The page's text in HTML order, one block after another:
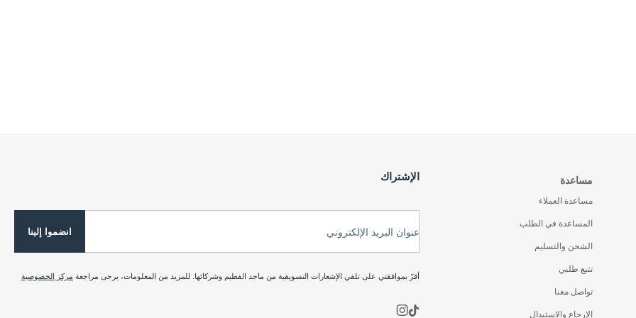
مساعدة
مساعدة العملاء
المساعدة في الطلب
الشحن والتسليم
تتبع طلبي
تواصل معنا
الإرجاع والاستبدال
الإشتراك
عنوان البريد الإلكتروني انضموا إلينا
أقرّ بموافقتي على تلقي الإشعارات التسويقية من ماجد الفطيم وشركائها. للمزيد من المعلومات، يرجى مراجعة مركز الخصوصية